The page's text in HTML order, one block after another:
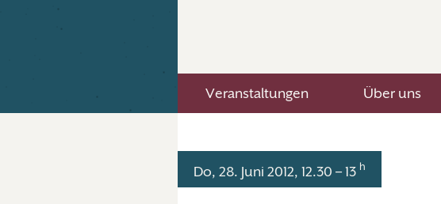
Veranstaltungen Über uns
Do, 28. Juni 2012, 12.30 – 13 h